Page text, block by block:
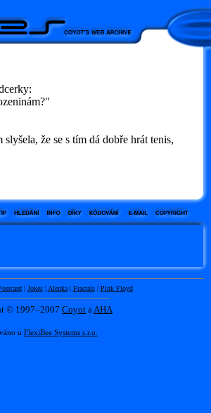
že se s tím dá dobře hrát tenis,
| Jokes| Alenka| Fractals| Pink Floyd
© 1997–2007 Coyot aAHA
u FlexiBee Systems s.r.o.